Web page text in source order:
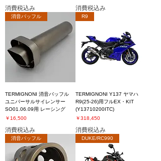
消費税込み 消費税込み
消音バッフル
TERMIGNONI 消音バッフル
ユニバーサルサイレンサー
SO01.06.09用 レーシング
価格
￥16,500
消費税込み
R9
TERMIGNONI Y137 ヤマハ
R9(25-26)用フルEX・KIT
(Y13710200ITC)
価格
￥318,450
消費税込み
消音バッフル DUKE/RC990